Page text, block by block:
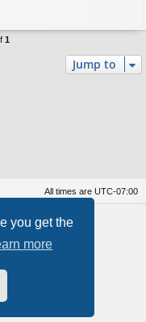
you get the
more
1
Jump to
All times are UTC-07:00
© phpBB Limited
data center
@Shaos